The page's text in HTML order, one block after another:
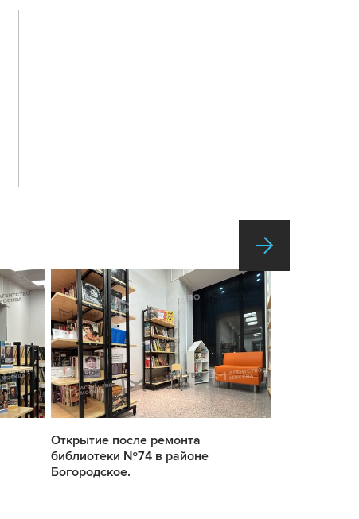
Открытие после ремонта
библиотеки №74 в районе
Богородское.